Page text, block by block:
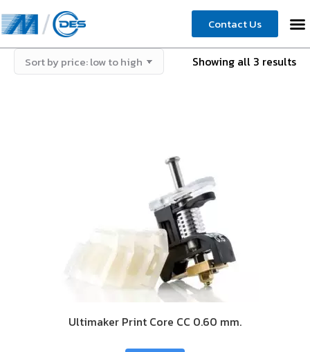
Contact Us
Showing all 3 results
Ultimaker Print Core CC 0.60 mm.